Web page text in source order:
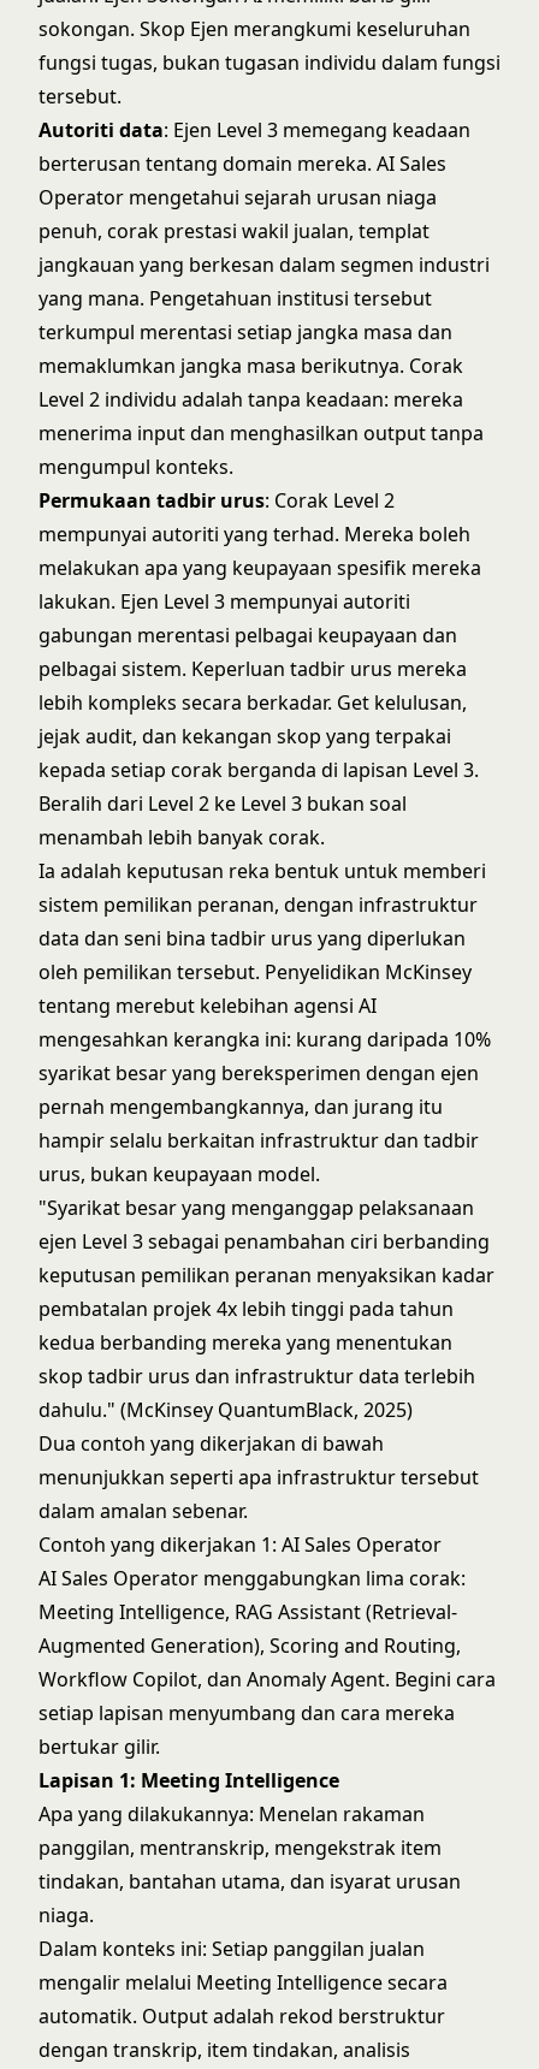
sokongan. Skop Ejen merangkumi keseluruhan
fungsi tugas, bukan tugasan individu dalam fungsi
tersebut.
Autoriti data: Ejen Level 3 memegang keadaan
berterusan tentang domain mereka. AI Sales
Operator mengetahui sejarah urusan niaga
penuh, corak prestasi wakil jualan, templat
jangkauan yang berkesan dalam segmen industri
yang mana. Pengetahuan institusi tersebut
terkumpul merentasi setiap jangka masa dan
memaklumkan jangka masa berikutnya. Corak
Level 2 individu adalah tanpa keadaan: mereka
menerima input dan menghasilkan output tanpa
mengumpul konteks.
Permukaan tadbir urus: Corak Level 2
mempunyai autoriti yang terhad. Mereka boleh
melakukan apa yang keupayaan spesifik mereka
lakukan. Ejen Level 3 mempunyai autoriti
gabungan merentasi pelbagai keupayaan dan
pelbagai sistem. Keperluan tadbir urus mereka
lebih kompleks secara berkadar. Get kelulusan,
jejak audit, dan kekangan skop yang terpakai
kepada setiap corak berganda di lapisan Level 3.
Beralih dari Level 2 ke Level 3 bukan soal
menambah lebih banyak corak.
Ia adalah keputusan reka bentuk untuk memberi
sistem pemilikan peranan, dengan infrastruktur
data dan seni bina tadbir urus yang diperlukan
oleh pemilikan tersebut. Penyelidikan McKinsey
tentang merebut kelebihan agensi AI
mengesahkan kerangka ini: kurang daripada 10%
syarikat besar yang bereksperimen dengan ejen
pernah mengembangkannya, dan jurang itu
hampir selalu berkaitan infrastruktur dan tadbir
urus, bukan keupayaan model.
"Syarikat besar yang menganggap pelaksanaan
ejen Level 3 sebagai penambahan ciri berbanding
keputusan pemilikan peranan menyaksikan kadar
pembatalan projek 4x lebih tinggi pada tahun
kedua berbanding mereka yang menentukan
skop tadbir urus dan infrastruktur data terlebih
dahulu." (McKinsey QuantumBlack, 2025)
Dua contoh yang dikerjakan di bawah
menunjukkan seperti apa infrastruktur tersebut
dalam amalan sebenar.
Contoh yang dikerjakan 1: AI Sales Operator
AI Sales Operator menggabungkan lima corak:
Meeting Intelligence, RAG Assistant(Retrieval-
Augmented Generation), Scoring and Routing,
Workflow Copilot, dan Anomaly Agent. Begini cara
setiap lapisan menyumbang dan cara mereka
bertukar gilir.
Lapisan 1: Meeting Intelligence
Apa yang dilakukannya: Menelan rakaman
panggilan, mentranskrip, mengekstrak item
tindakan, bantahan utama, dan isyarat urusan
niaga.
Dalam konteks ini: Setiap panggilan jualan
mengalir melalui Meeting Intelligence secara
automatik. Output adalah rekod berstruktur
dengan transkrip, item tindakan, analisis